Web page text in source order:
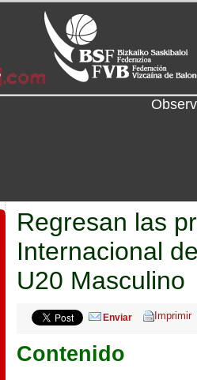
Regresan las
Internacional
U20 Masculino
Enviar
Contenido